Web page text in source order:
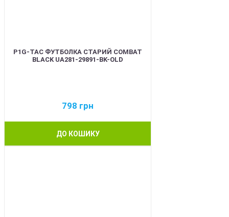
P1G-TAC ФУТБОЛКА СТАРИЙ COMBAT
BLACK UA281-29891-BK-OLD
798 грн
ДО КОШИКУ